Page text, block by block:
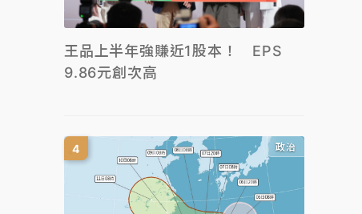
王品上半年強賺近1股本！ EPS
9.86元創次高
政治